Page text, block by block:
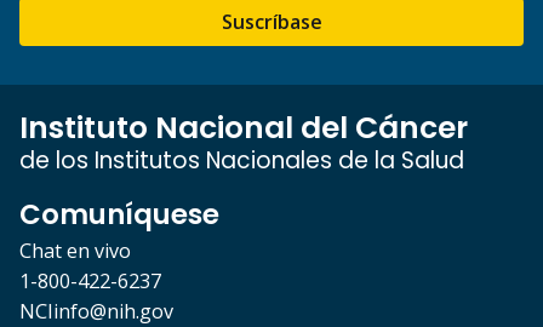
Suscríbase
Instituto Nacional del Cáncer
de los Institutos Nacionales de la Salud
Comuníquese
Chat en vivo
1-800-422-6237
NCIinfo@nih.gov